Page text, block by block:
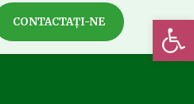
CONTACTAȚI-NE